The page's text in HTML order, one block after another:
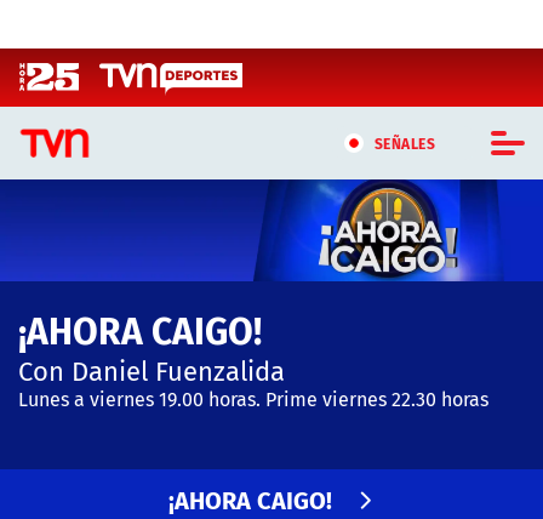
SEÑALES
CASTING MASTERCHEF CHILE
CASTING TVN VERTICAL
TVN VERTICAL
TVN PLAY
¡AHORA CAIGO!
Con Daniel Fuenzalida
Lunes a viernes 19.00 horas. Prime viernes 22.30 horas
¡AHORA CAIGO!